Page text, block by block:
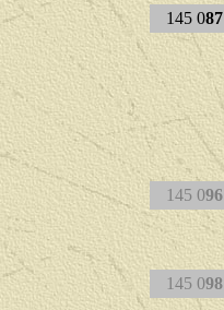
145 087
145 096
145 098